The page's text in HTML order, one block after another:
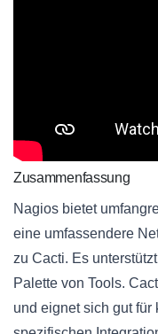
Zusammenfassung
Nagios bietet
eine umfassendere
zu Cacti. Es
Palette von Tools.
und eignet sich gut